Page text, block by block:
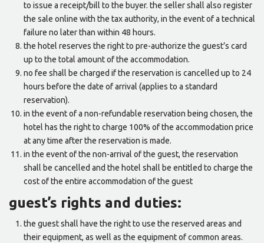
to issue a receipt/bill to the buyer. the seller shall also register
the sale online with the tax authority, in the event of a technical
failure no later than within 48 hours.
the hotel reserves the right to pre-authorize the guest’s card
up to the total amount of the accommodation.
no fee shall be charged if the reservation is cancelled up to 24
hours before the date of arrival (applies to a standard
reservation).
in the event of a non-refundable reservation being chosen, the
hotel has the right to charge 100% of the accommodation price
at any time after the reservation is made.
in the event of the non-arrival of the guest, the reservation
shall be cancelled and the hotel shall be entitled to charge the
cost of the entire accommodation of the guest
guest’s rights and duties:
the guest shall have the right to use the reserved areas and
their equipment, as well as the equipment of common areas.